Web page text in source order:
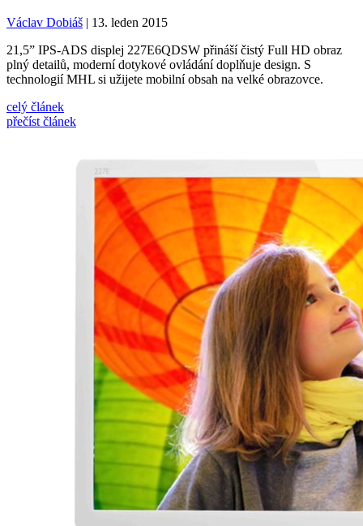
Václav Dobiáš | 13. leden 2015
21,5” IPS-ADS displej 227E6QDSW přináší čistý Full HD obraz
plný detailů, moderní dotykové ovládání doplňuje design. S
technologií MHL si užijete mobilní obsah na velké obrazovce.
celý článek
přečíst článek